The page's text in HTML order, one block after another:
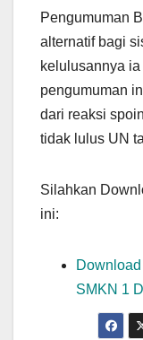
Pengumuman
alternatif bagi
kelulusannya
pengumuman
dari reaksi
tidak lulus UN
Silahkan
ini:
SMKN 1